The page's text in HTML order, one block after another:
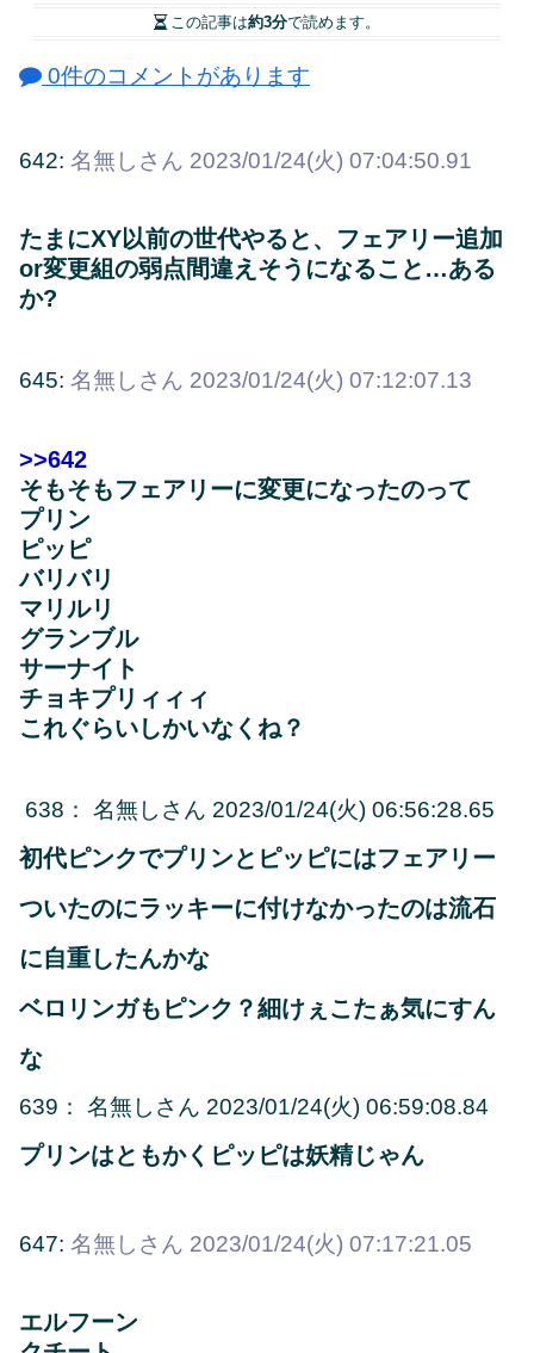
この記事は約3分で読めます。
0件のコメントがあります
642: 名無しさん 2023/01/24(火) 07:04:50.91
たまにXY以前の世代やると、フェアリー追加
or変更組の弱点間違えそうになること…ある
か?
645: 名無しさん 2023/01/24(火) 07:12:07.13
>>642
そもそもフェアリーに変更になったのって
プリン
ピッピ
バリバリ
マリルリ
グランブル
サーナイト
チョキプリィィィ
これぐらいしかいなくね？
638 ： 名無しさん 2023/01/24(火) 06:56:28.65
初代ピンクでプリンとピッピにはフェアリー
ついたのにラッキーに付けなかったのは流石
に自重したんかな
ベロリンガもピンク？細けぇこたぁ気にすん
な
639 ： 名無しさん 2023/01/24(火) 06:59:08.84
プリンはともかくピッピは妖精じゃん
647: 名無しさん 2023/01/24(火) 07:17:21.05
エルフーン